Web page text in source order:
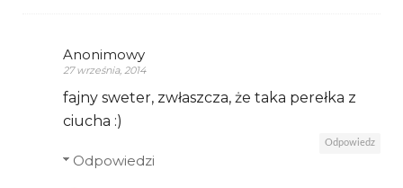
Anonimowy
27 września, 2014
fajny sweter, zwłaszcza, że taka perełka z
ciucha :)
Odpowiedz
Odpowiedzi